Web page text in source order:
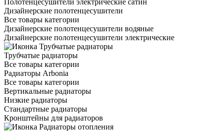
Полотенцесушители электрические сатин
Дизайнерские полотенцесушители
Все товары категории
Дизайнерские полотенцесушители водяные
Дизайнерские полотенцесушители электрические
Трубчатые радиаторы
Все товары категории
Радиаторы Arbonia
Все товары категории
Вертикальные радиаторы
Низкие радиаторы
Стандартные радиаторы
Кронштейны для радиаторов